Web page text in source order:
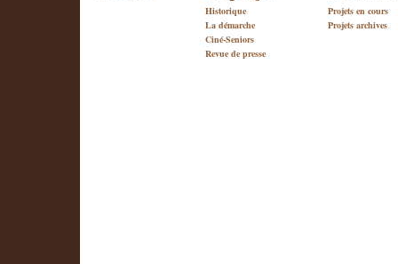
Historique
La démarche
Ciné-Seniors
Revue de presse
Projets en cours
Projets archives